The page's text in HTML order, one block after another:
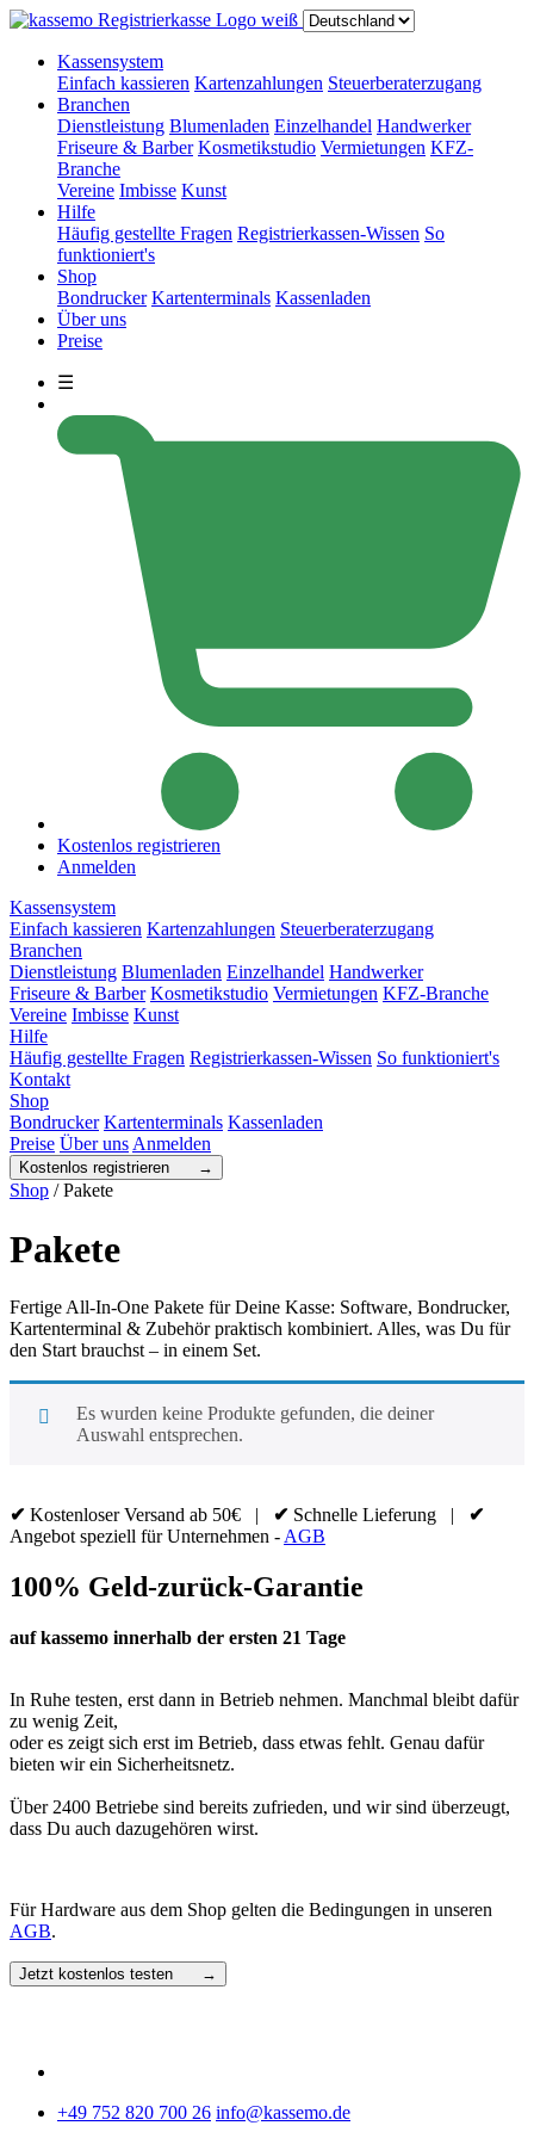
Kassensystem
Einfach kassieren Kartenzahlungen Steuerberaterzugang
Branchen
Dienstleistung Blumenladen Einzelhandel Handwerker
Friseure & Barber Kosmetikstudio Vermietungen KFZ-
Branche
Vereine Imbisse Kunst
Hilfe
Häufig gestellte Fragen Registrierkassen-Wissen So
funktioniert's
Shop
Bondrucker Kartenterminals Kassenladen
Über uns
Preise
☰
Kostenlos registrieren
Anmelden
Kassensystem
Einfach kassieren Kartenzahlungen Steuerberaterzugang
Branchen
Dienstleistung Blumenladen Einzelhandel Handwerker
Friseure & Barber Kosmetikstudio Vermietungen KFZ-Branche
Vereine Imbisse Kunst
Hilfe
Häufig gestellte Fragen Registrierkassen-Wissen So funktioniert's
Kontakt
Shop
Bondrucker Kartenterminals Kassenladen
Preise Über unsAnmelden
Kostenlos registrieren →
Shop / Pakete
Pakete
Fertige All-In-One Pakete für Deine Kasse: Software, Bondrucker,
Kartenterminal & Zubehör praktisch kombiniert. Alles, was Du für
den Start brauchst – in einem Set.
Es wurden keine Produkte gefunden, die deiner
Auswahl entsprechen.
✔ Kostenloser Versand ab 50€ | ✔ Schnelle Lieferung |
✔
Angebot speziell für Unternehmen - AGB
100% Geld-zurück-Garantie
auf kassemo innerhalb der ersten 21 Tage
In Ruhe testen, erst dann in Betrieb nehmen. Manchmal bleibt dafür
zu wenig Zeit,
oder es zeigt sich erst im Betrieb, dass etwas fehlt. Genau dafür
bieten wir ein Sicherheitsnetz.
Über 2400 Betriebe sind bereits zufrieden, und wir sind überzeugt,
dass Du auch dazugehören wirst.
Für Hardware aus dem Shop gelten die Bedingungen in unseren
AGB.
Jetzt kostenlos testen →
+49 752 820 700 26 info@kassemo.de